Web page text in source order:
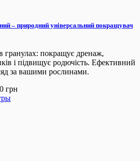
– природний універсальний покращувач
гранулах: покращує дренаж,
і підвищує родючість. Ефективний
за вашими рослинами.
грн